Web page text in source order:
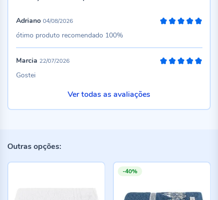
Adriano 04/08/2026
ótimo produto recomendado 100%
Marcia 22/07/2026
Gostei
Ver todas as avaliações
Outras opções:
-40%